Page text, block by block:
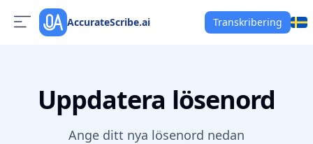
AccurateScribe.ai Transkribering
Uppdatera lösenord
Ange ditt nya lösenord nedan